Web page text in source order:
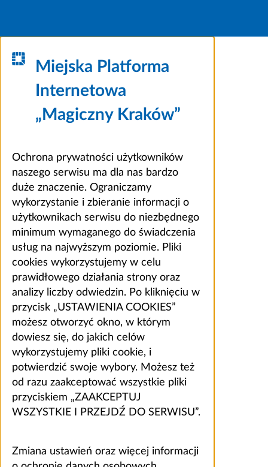
Miejska Platforma
Internetowa
„Magiczny Kraków”
Ochrona prywatności użytkowników
naszego serwisu ma dla nas bardzo
duże znaczenie. Ograniczamy
wykorzystanie i zbieranie informacji o
użytkownikach serwisu do niezbędnego
minimum wymaganego do świadczenia
usług na najwyższym poziomie. Pliki
cookies wykorzystujemy w celu
prawidłowego działania strony oraz
analizy liczby odwiedzin. Po kliknięciu w
przycisk „USTAWIENIA COOKIES”
możesz otworzyć okno, w którym
dowiesz się, do jakich celów
wykorzystujemy pliki cookie, i
potwierdzić swoje wybory. Możesz też
od razu zaakceptować wszystkie pliki
przyciskiem „ZAAKCEPTUJ
WSZYSTKIE I PRZEJDŹ DO SERWISU”.
Zmiana ustawień oraz więcej informacji